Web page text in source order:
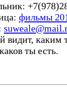
фильмы
видит, каким
ты есть.